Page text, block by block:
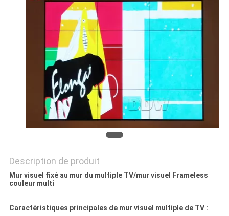
PRIVACY
POLICY
Description de produit
Mur visuel fixé au mur du multiple TV/mur visuel Frameless
couleur multi
Caractéristiques principales de mur visuel multiple de TV :